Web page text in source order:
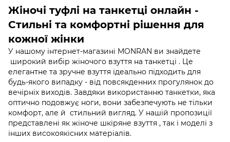
Жіночі туфлі на танкетці онлайн -
Стильні та комфортні рішення для
кожної жінки
У нашому інтернет-магазині MONRAN ви знайдете
широкий вибір жіночого взуття на танкетці . Це
елегантне та зручне взуття ідеально підходить для
будь-якого випадку - від повсякденних прогулянок до
вечірніх виходів. Завдяки використанню танкетки, яка
оптично подовжує ноги, вони забезпечують не тільки
комфорт, але й стильний вигляд. У нашій пропозиції
представлені як жіноче шкіряне взуття , так і моделі з
інших високоякісних матеріалів.